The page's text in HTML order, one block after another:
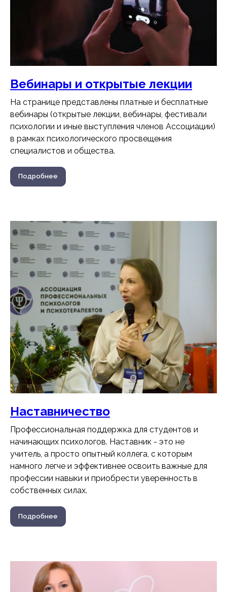
Вебинары и открытые лекции
На странице представлены платные и бесплатные
вебинары (открытые лекции, вебинары, фестивали
психологии и иные выступления членов Ассоциации)
в рамках психологического просвещения
специалистов и общества.
Подробнее
Наставничество
Профессиональная поддержка для студентов и
начинающих психологов. Наставник - это не
учитель, а просто опытный коллега, с которым
намного легче и эффективнее освоить важные для
профессии навыки и приобрести уверенность в
собственных силах.
Подробнее